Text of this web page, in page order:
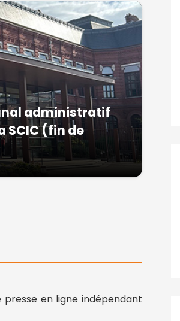
administratif
SCIC (fin de
en ligne indépendant